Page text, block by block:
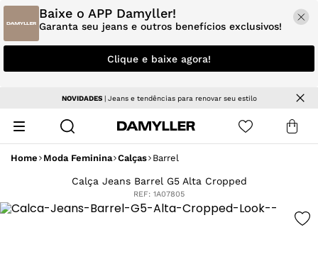
Baixe o APP Damyller!
Garanta seu jeans e outros benefícios exclusivos!
Clique e baixe agora!
NOVIDADES| Jeans e tendências para renovar seu estilo
Home Moda Feminina Calças Barrel
Calça Jeans Barrel G5 Alta Cropped
REF: 1A07805